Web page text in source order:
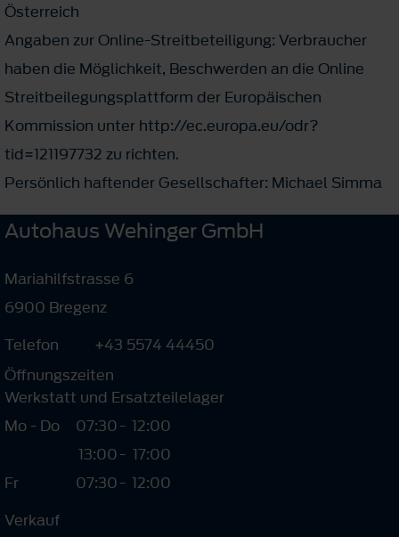
Österreich
Angaben zur Online-Streitbeteiligung: Verbraucher
haben die Möglichkeit, Beschwerden an die Online
Streitbeilegungsplattform der Europäischen
Kommission unter http://ec.europa.eu/odr?
tid=121197732 zu richten.
Persönlich haftender Gesellschafter: Michael Simma
Autohaus Wehinger GmbH
Mariahilfstrasse 6
6900 Bregenz
Telefon
+43 5574 44450
Öffnungszeiten
Werkstatt und Ersatzteilelager
Mo - Do
07:30
13:00
-
-
12:00
17:00
Fr
07:30- 12:00
Verkauf